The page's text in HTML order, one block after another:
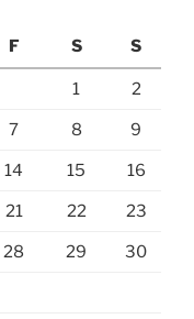
F S S
1 2
7 8 9
14 15 16
21 22 23
28 29 30